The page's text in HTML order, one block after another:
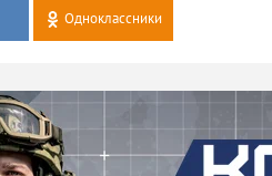
Одноклассники